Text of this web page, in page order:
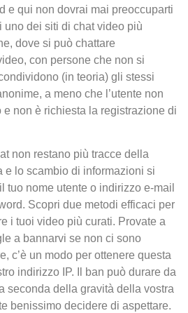
e qui non dovrai mai preoccuparti
uno dei siti di chat video più
dove si può chattare
con persone che non si
(in teoria) gli stessi
a meno che l’utente non
non è richiesta la registrazione di
non restano più tracce della
e lo scambio di informazioni si
tuo nome utente o indirizzo e-mail
Scopri due metodi efficaci per
i tuoi video più curati. Provate a
a bannarvi se non ci sono
c’è un modo per ottenere questa
indirizzo IP. Il ban può durare da
seconda della gravità della vostra
benissimo decidere di aspettare.